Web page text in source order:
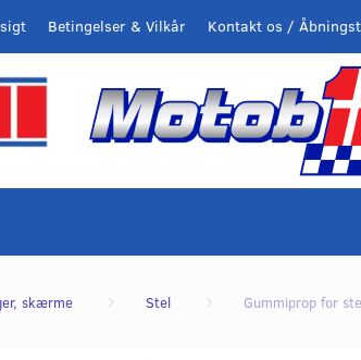
Kontakt os /
Betingelser & Vilkår
skærme Stel Gummiprop for